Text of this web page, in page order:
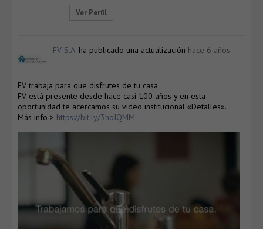
Ver Perfil
FV S.A. ha publicado una actualización hace 6 años
FV trabaja para que disfrutes de tu casa
FV está presente desde hace casi 100 años y en esta
oportunidad te acercamos su video institucional «Detalles».
Más info > https://bit.ly/3hoJQMM